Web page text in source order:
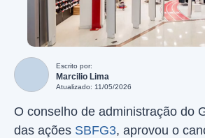
Escrito por:
Marcilio Lima
Atualizado: 11/05/2026
O conselho de administração do
das ações SBFG3, aprovou o